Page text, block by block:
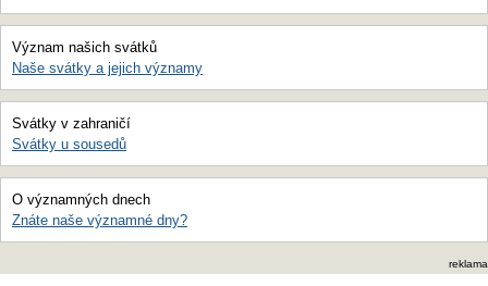
Význam našich svátků
Naše svátky a jejich významy
Svátky v zahraničí
Svátky u sousedů
O významných dnech
Znáte naše významné dny?
reklama